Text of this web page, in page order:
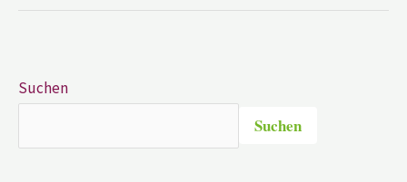
Suchen
Suchen